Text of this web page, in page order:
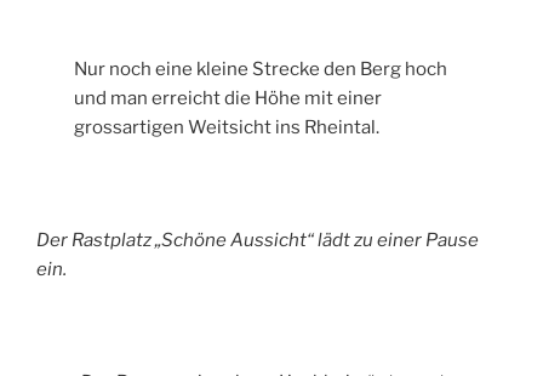
Nur noch eine kleine Strecke den Berg hoch
und man erreicht die Höhe mit einer
grossartigen Weitsicht ins Rheintal.
Der Rastplatz „Schöne Aussicht“ lädt zu einer Pause
ein.